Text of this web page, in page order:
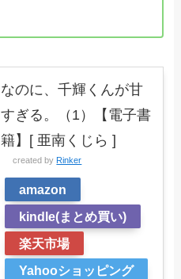
なのに、千輝くんが甘
すぎる。（1）【電子書
籍】[ 亜南くじら ]
created by Rinker
amazon
kindle(まとめ買い)
楽天市場
Yahooショッピング